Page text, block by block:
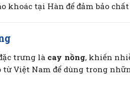
khoác tại Hàn để đảm bảo
trưng là cay nồng, khiến
Việt Nam để dùng trong